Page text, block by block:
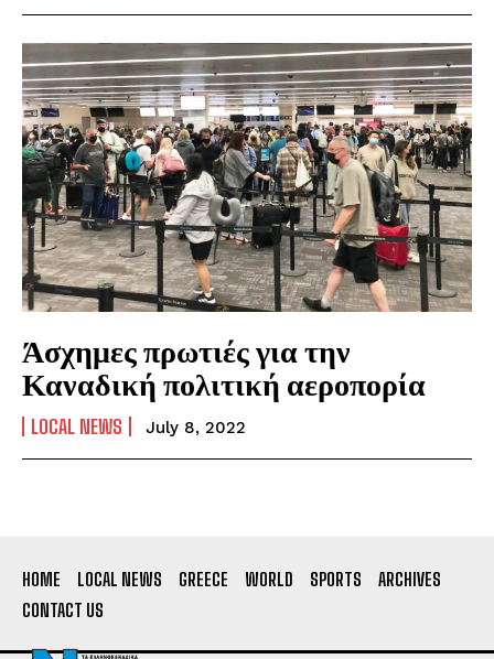
Άσχημες πρωτιές για την
Καναδική πολιτική αεροπορία
LOCAL NEWS July 8, 2022
HOME LOCAL NEWS GREECE WORLD SPORTS
ARCHIVES
CONTACT US